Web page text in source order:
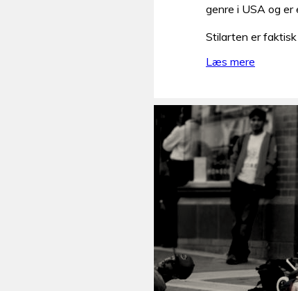
genre i USA og
Stilarten er faktisk
Læs mere